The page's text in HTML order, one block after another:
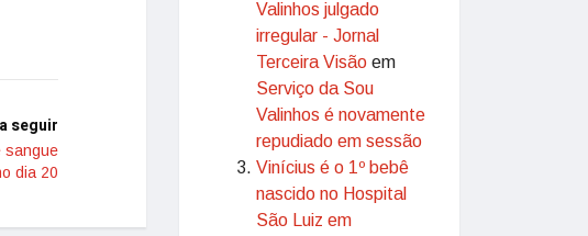
seguir
sangue
dia 20
Valinhos julgado
irregular - Jornal
Terceira Visão em
Serviço da Sou
Valinhos é novamente
repudiado em sessão
Vinícius é o 1º bebê
nascido no Hospital
São Luiz em